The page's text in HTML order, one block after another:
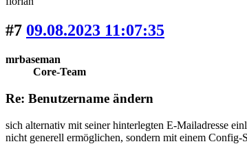
#7 09.08.2023 11:07:35
mrbaseman
Core-Team
Re: Benutzername ändern
sich alternativ mit seiner hinterlegten E-Mailadresse
nicht generell ermöglichen, sondern mit einem Config-